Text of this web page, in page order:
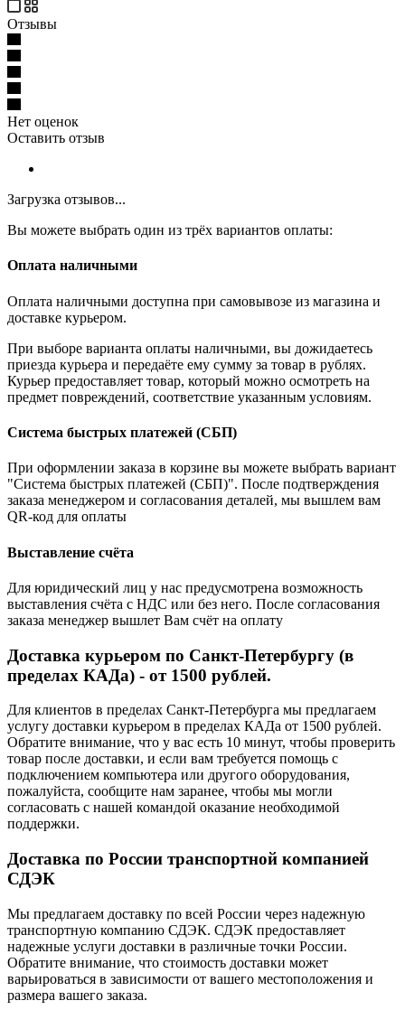
Отзывы
Нет оценок
Оставить отзыв
Загрузка отзывов...
Вы можете выбрать один из трёх вариантов оплаты:
Оплата наличными
Оплата наличными доступна при самовывозе из магазина и
доставке курьером.
При выборе варианта оплаты наличными, вы дожидаетесь
приезда курьера и передаёте ему сумму за товар в рублях.
Курьер предоставляет товар, который можно осмотреть на
предмет повреждений, соответствие указанным условиям.
Система быстрых платежей (СБП)
При оформлении заказа в корзине вы можете выбрать вариант
"Система быстрых платежей (СБП)". После подтверждения
заказа менеджером и согласования деталей, мы вышлем вам
QR-код для оплаты
Выставление счёта
Для юридический лиц у нас предусмотрена возможность
выставления счёта с НДС или без него. После согласования
заказа менеджер вышлет Вам счёт на оплату
Доставка курьером по Санкт-Петербургу (в
пределах КАДа) - от 1500 рублей.
Для клиентов в пределах Санкт-Петербурга мы предлагаем
услугу доставки курьером в пределах КАДа от 1500 рублей.
Обратите внимание, что у вас есть 10 минут, чтобы проверить
товар после доставки, и если вам требуется помощь с
подключением компьютера или другого оборудования,
пожалуйста, сообщите нам заранее, чтобы мы могли
согласовать с нашей командой оказание необходимой
поддержки.
Доставка по России транспортной компанией
СДЭК
Мы предлагаем доставку по всей России через надежную
транспортную компанию СДЭК. СДЭК предоставляет
надежные услуги доставки в различные точки России.
Обратите внимание, что стоимость доставки может
варьироваться в зависимости от вашего местоположения и
размера вашего заказа.